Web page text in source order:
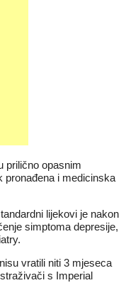
prilično opasnim
pronađena i medicinska
lijekovi je nakon
simptoma depresije,
vratili niti 3 mjeseca
s Imperial